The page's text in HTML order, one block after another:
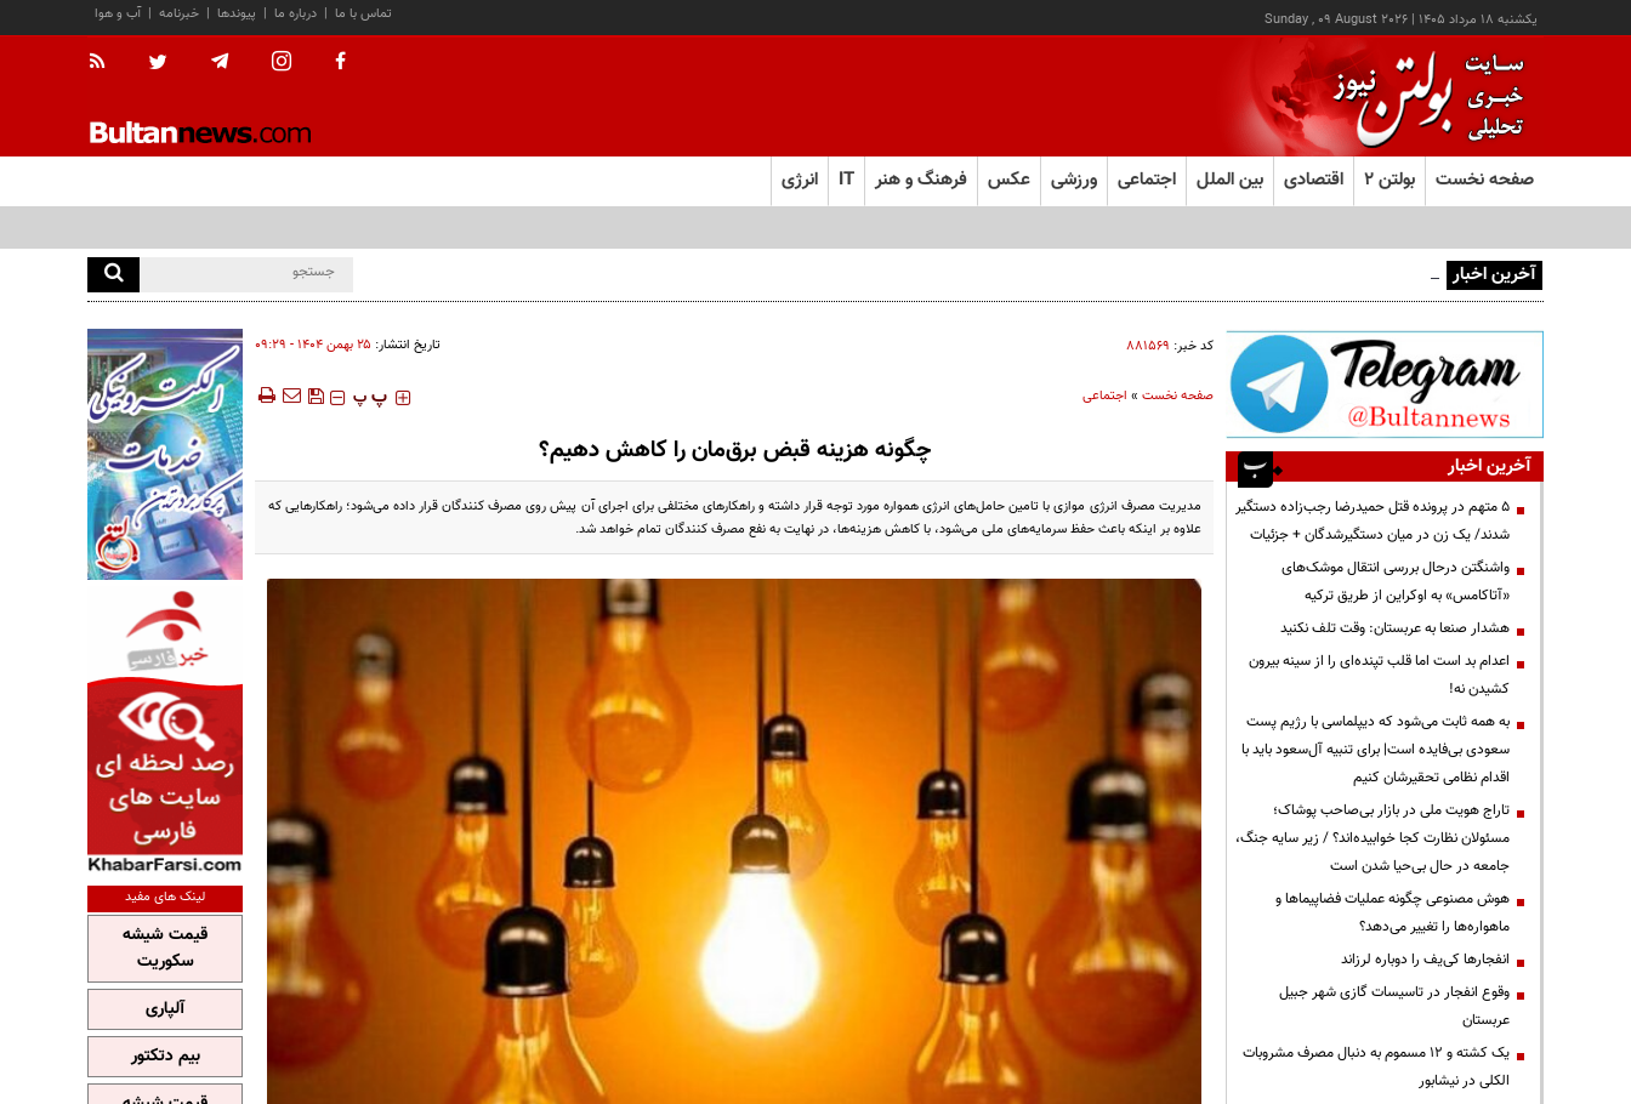
يکشنبه ۱۸ مرداد ۱۴۰۵ |
Sunday , 09 August 2026 آب و هوا | خبرنامه | پیوندها | درباره ما | تماس با ما
صفحه نخست بولتن ۲ اقتصادی بین الملل اجتماعی ورزشی عکس فرهنگ و هنر IT انرژی
آخرین اخبار هشدار صنعا به عربستان: وقت تلف نکنید
کد خبر: ۸۸۱۵۶۹ تاریخ انتشار: ۲۵ بهمن ۱۴۰۴ - ۰۹:۲۹
صفحه نخست» اجتماعی ‍‍‍ پ پ
چگونه هزینه قبض برق‌مان را کاهش دهیم؟
مدیریت مصرف انرژی موازی با تامین حامل‌های انرژی همواره مورد توجه قرار داشته و راهکارهای مختلفی برای اجرای آن پیش روی مصرف کنندگان قرار داده می‌شود؛ راهکارهایی که
علاوه بر اینکه باعث حفظ سرمایه‌های ملی می‌شود، با کاهش هزینه‌ها، در نهایت به نفع مصرف کنندگان تمام خواهد شد.
آخرین اخبار
۵ متهم در پرونده قتل حمیدرضا رجب‌زاده دستگیر
شدند/ یک زن در میان دستگیرشدگان + جزئیات
واشنگتن درحال بررسی انتقال موشک‌های
«آتاکامس» به اوکراین از طریق ترکیه
هشدار صنعا به عربستان: وقت تلف نکنید
اعدام بد است اما قلب تپنده‌ای را از سینه بیرون
کشیدن نه!
به همه ثابت می‌شود که دیپلماسی با رژیم پست
سعودی بی‌فایده است| برای تنبیه آل‌سعود باید با
اقدام نظامی تحقیرشان کنیم
تاراج هویت ملی در بازار بی‌صاحب پوشاک؛
مسئولان نظارت کجا خوابیده‌اند؟ / زیر سایه جنگ،
جامعه در حال بی‌حیا شدن است
هوش مصنوعی چگونه عملیات فضاپیماها و
ماهواره‌ها را تغییر می‌دهد؟
انفجارها کی‌یف را دوباره لرزاند
وقوع انفجار در تاسیسات گازی شهر جبیل
عربستان
یک کشته و ۱۲ مسموم به دنبال مصرف مشروبات
الکلی در نیشابور
لینک های مفید
قیمت شیشه
سکوریت
آلپاری
بیم دتکتور